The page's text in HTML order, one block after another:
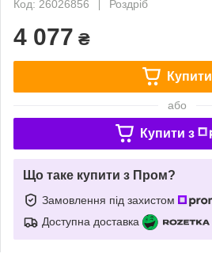
Код: 26026856
Роздріб
4 077 ₴
Купити
або
Купити з
Що таке купити з Пром?
Замовлення під захистом
Доступна доставка